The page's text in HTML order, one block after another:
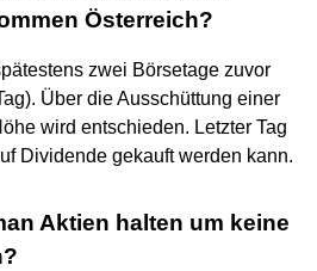
Österreich?
zwei Börsetage zuvor
Über die Ausschüttung einer
wird entschieden. Letzter Tag
Dividende gekauft werden kann.
Aktien halten um keine